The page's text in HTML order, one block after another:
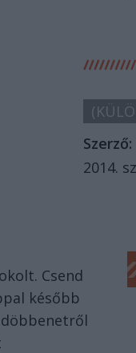
Szerző:
2014.
Csend
később